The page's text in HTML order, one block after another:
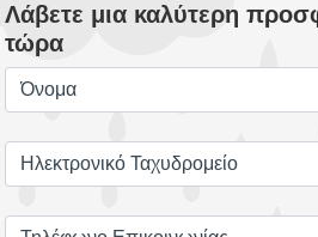
Λάβετε μια καλύτερη
τώρα